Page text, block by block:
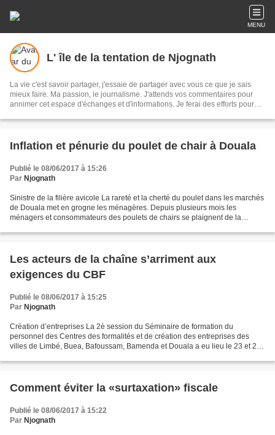
MENU
L' île de la tentation de Njognath
La vie c'est savoir partager, j'essaie de partager avec vous ce que je sais
mieux faire. Ma passion, le journalisme. J'attends vos commentaires pour
annimer cet espace d'échanges et d'informations. Je ferai des efforts pour
Inflation et pénurie du poulet de chair à Douala
Publié le 08/06/2017 à 15:26
Par Njognath
Sinistre de la filière avicole La rareté et la cherté du poulet dans les marchés
de Douala met en grogne les ménagères. Depuis plusieurs mois les
ménagers et consommateurs des poulets de chairs se plaignent de la
Les acteurs de la chaîne s’arriment aux
exigences du CBF
Publié le 08/06/2017 à 15:25
Par Njognath
Création d’entreprises La 2è session du Séminaire de formation du
personnel des Centres des formalités et de création des entreprises des
villes de Limbé, Buea, Bafoussam, Bamenda et Douala a eu lieu le 23 et 24
Comment éviter la «surtaxation» fiscale
Publié le 08/06/2017 à 15:22
Par Njognath